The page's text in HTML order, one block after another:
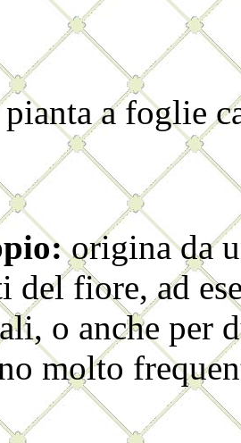
a foglie
origina da
del fiore, ad
o anche per
molto